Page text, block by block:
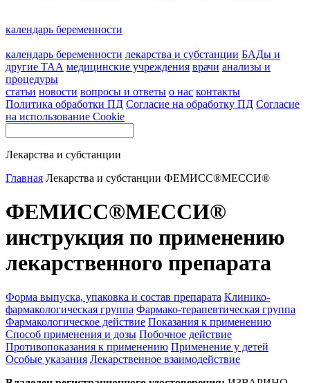
календарь беременности
календарь беременности лекарства и субстанции БАДы и
другие ТАА медицинские учреждения врачи анализы и
процедуры
статьи новости вопросы и ответы о нас контакты
Политика обработки ПД Согласие на обработку ПД Согласие
на использование Cookie
Лекарства и субстанции
Главная Лекарства и субстанции ФЕМИСС®МЕССИ®
ФЕМИСС®МЕССИ®
инструкция по применению
лекарственного препарата
Форма выпуска, упаковка и состав препарата Клинико-
фармакологическая группа Фармако-терапевтическая группа
Фармакологическое действие Показания к применению
Способ применения и дозы Побочное действие
Противопоказания к применению Применение у детей
Особые указания Лекарственное взаимодействие